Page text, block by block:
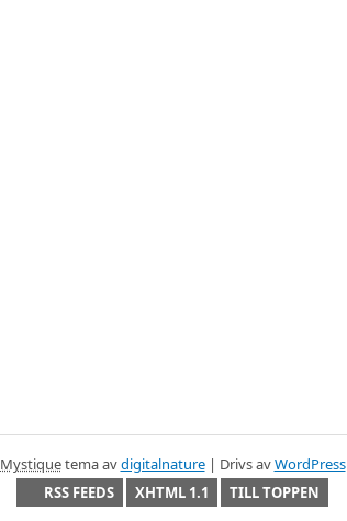
Mystiquetema avdigitalnature| Drivs avWordPress
RSS FEEDS
XHTML 1.1 TILL TOPPEN